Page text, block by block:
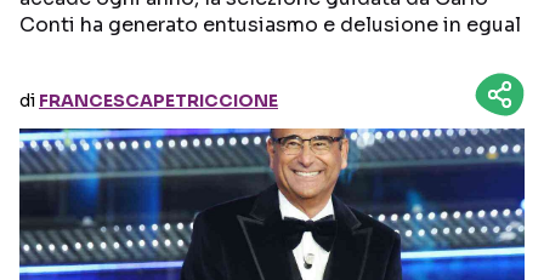
Conti ha generato entusiasmo e delusione in egual
di FRANCESCAPETRICCIONE